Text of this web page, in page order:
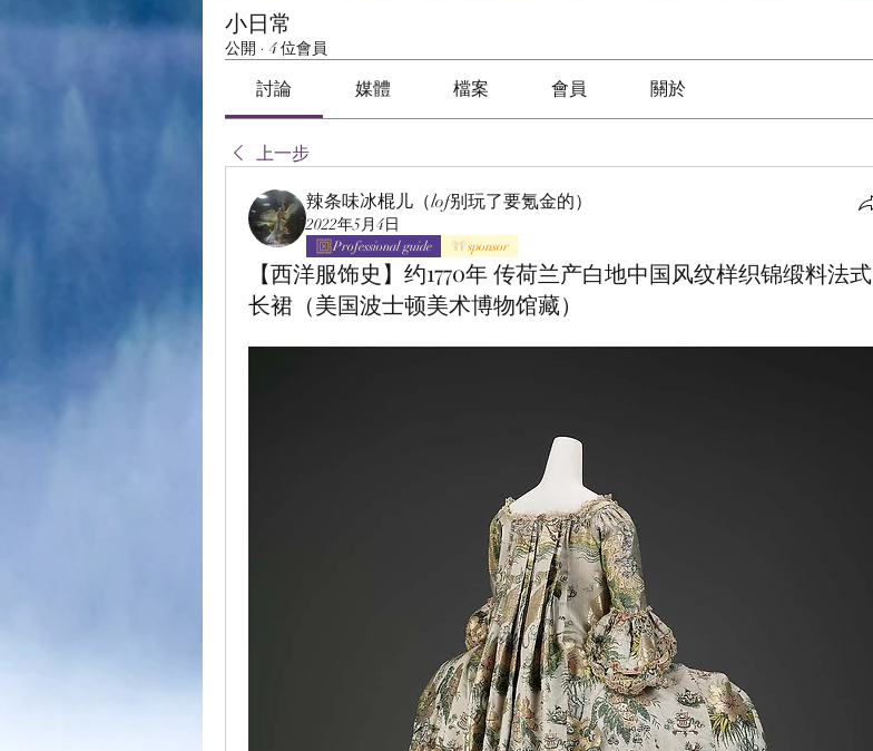
小日常
公開 · 4 位會員
討論 媒體 檔案 會員 關於
上一步
辣条味冰棍儿（lof别玩了要氪金的）
2022年5月4日
Professional guide sponsor
【西洋服饰史】约1770年 传荷兰产白地中国风纹样织锦缎料法式
长裙（美国波士顿美术博物馆藏）